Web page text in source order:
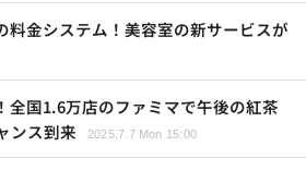
料金システム！美容室の新サービスが
全国1.6万店のファミマで午後の紅茶
ンス到来
2025.7.7 Mon 15:00